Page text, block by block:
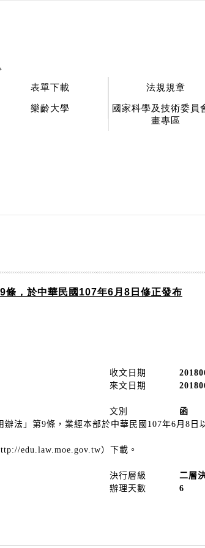
表單下載 法規規章
樂齡大學
國家科學及技術委員
畫專區
條，於中華民國107年6月8日修正發布
收文日期
來文日期
文別
函
辦法」第9條，業經本部於中華民國107年6月8
edu.law.moe.gov.tw）下載。
決行層級
二層
辦理天數 6